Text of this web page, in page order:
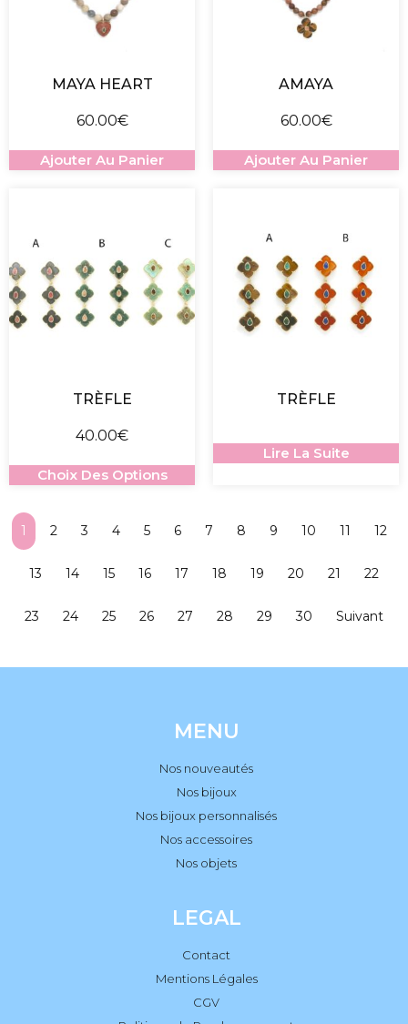
MAYA HEART
60.00€
Ajouter Au Panier
AMAYA
60.00€
Ajouter Au Panier
TRÈFLE
40.00€
Choix Des Options
TRÈFLE
Lire La Suite
1 2 3 4 5 6 7 8 9 10 11 12
13 14 15 16 17 18 19 20 21 22
23 24 25 26 27 28 29 30 Suivant
MENU
Nos nouveautés
Nos bijoux
Nos bijoux personnalisés
Nos accessoires
Nos objets
LEGAL
Contact
Mentions Légales
CGV